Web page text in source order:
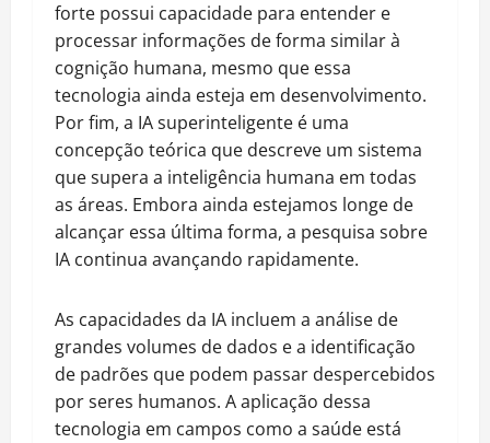
forte possui capacidade para entender e
processar informações de forma similar à
cognição humana, mesmo que essa
tecnologia ainda esteja em desenvolvimento.
Por fim, a IA superinteligente é uma
concepção teórica que descreve um sistema
que supera a inteligência humana em todas
as áreas. Embora ainda estejamos longe de
alcançar essa última forma, a pesquisa sobre
IA continua avançando rapidamente.
As capacidades da IA incluem a análise de
grandes volumes de dados e a identificação
de padrões que podem passar despercebidos
por seres humanos. A aplicação dessa
tecnologia em campos como a saúde está